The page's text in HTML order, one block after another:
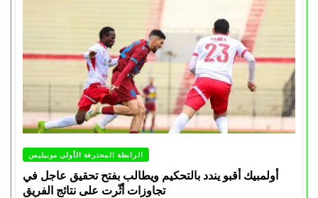
الرابطة المحترفة الأولى موبيليس
أولمبيك أقبو يندد بالتحكيم ويطالب بفتح تحقيق عاجل في
تجاوزات أثّرت على نتائج الفريق